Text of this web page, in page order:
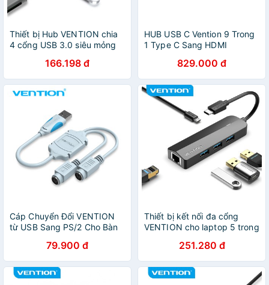
Thiết bị Hub VENTION chia
4 cổng USB 3.0 siêu mỏng
166.198 đ
HUB USB C Vention 9 Trong
1 Type C Sang HDMI
3.5mm/PD 100W
10/100/1000Mbps Trạm Nối
Cho Laptop
829.000 đ
Cáp Chuyển Đổi VENTION
từ USB Sang PS/2 Cho Bàn
79.900 đ
Thiết bị kết nối đa cổng
VENTION cho laptop 5 trong
3.0/ cổng mạng RJ45
/Micro-B
251.280 đ